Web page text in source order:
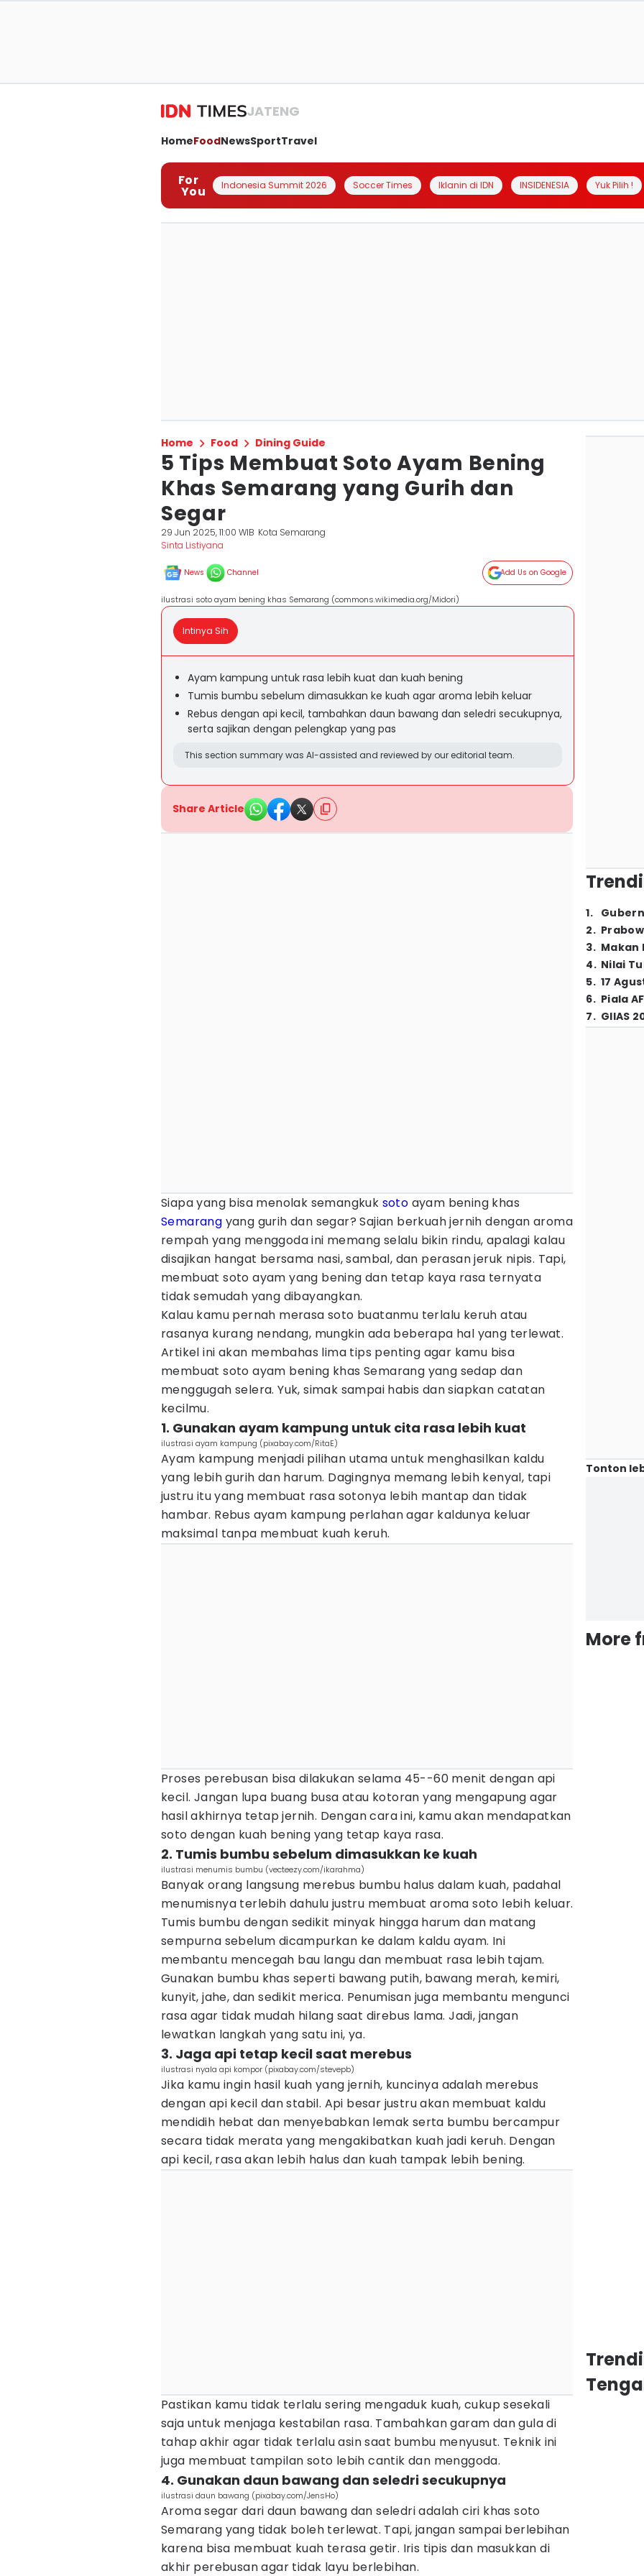
JATENG
HomeFoodNewsSportTravel
For
You Indonesia Summit 2026 Soccer Times Iklanin di IDN INSIDENESIA Yuk Pilih !
Home Food Dining Guide
5 Tips Membuat Soto Ayam Bening
Khas Semarang yang Gurih dan
Segar
29 Jun 2025, 11:00 WIB Kota Semarang
Sinta Listiyana
News Channel Add Us on Google
ilustrasi soto ayam bening khas Semarang (commons.wikimedia.org/Midori)
Intinya Sih
Ayam kampung untuk rasa lebih kuat dan kuah bening
Tumis bumbu sebelum dimasukkan ke kuah agar aroma lebih keluar
Rebus dengan api kecil, tambahkan daun bawang dan seledri secukupnya,
serta sajikan dengan pelengkap yang pas
This section summary was AI-assisted and reviewed by our editorial team.
Share Article
Siapa yang bisa menolak semangkuk soto ayam bening khas
Semarang yang gurih dan segar? Sajian berkuah jernih dengan aroma
rempah yang menggoda ini memang selalu bikin rindu, apalagi kalau
disajikan hangat bersama nasi, sambal, dan perasan jeruk nipis. Tapi,
membuat soto ayam yang bening dan tetap kaya rasa ternyata
tidak semudah yang dibayangkan.
Kalau kamu pernah merasa soto buatanmu terlalu keruh atau
rasanya kurang nendang, mungkin ada beberapa hal yang terlewat.
Artikel ini akan membahas lima tips penting agar kamu bisa
membuat soto ayam bening khas Semarang yang sedap dan
menggugah selera. Yuk, simak sampai habis dan siapkan catatan
kecilmu.
1. Gunakan ayam kampung untuk cita rasa lebih kuat
ilustrasi ayam kampung (pixabay.com/RitaE)
Ayam kampung menjadi pilihan utama untuk menghasilkan kaldu
yang lebih gurih dan harum. Dagingnya memang lebih kenyal, tapi
justru itu yang membuat rasa sotonya lebih mantap dan tidak
hambar. Rebus ayam kampung perlahan agar kaldunya keluar
maksimal tanpa membuat kuah keruh.
Proses perebusan bisa dilakukan selama 45--60 menit dengan api
kecil. Jangan lupa buang busa atau kotoran yang mengapung agar
hasil akhirnya tetap jernih. Dengan cara ini, kamu akan mendapatkan
soto dengan kuah bening yang tetap kaya rasa.
2. Tumis bumbu sebelum dimasukkan ke kuah
ilustrasi menumis bumbu (vecteezy.com/ikarahma)
Banyak orang langsung merebus bumbu halus dalam kuah, padahal
menumisnya terlebih dahulu justru membuat aroma soto lebih keluar.
Tumis bumbu dengan sedikit minyak hingga harum dan matang
sempurna sebelum dicampurkan ke dalam kaldu ayam. Ini
membantu mencegah bau langu dan membuat rasa lebih tajam.
Gunakan bumbu khas seperti bawang putih, bawang merah, kemiri,
kunyit, jahe, dan sedikit merica. Penumisan juga membantu mengunci
rasa agar tidak mudah hilang saat direbus lama. Jadi, jangan
lewatkan langkah yang satu ini, ya.
3. Jaga api tetap kecil saat merebus
ilustrasi nyala api kompor (pixabay.com/stevepb)
Jika kamu ingin hasil kuah yang jernih, kuncinya adalah merebus
dengan api kecil dan stabil. Api besar justru akan membuat kaldu
mendidih hebat dan menyebabkan lemak serta bumbu bercampur
secara tidak merata yang mengakibatkan kuah jadi keruh. Dengan
api kecil, rasa akan lebih halus dan kuah tampak lebih bening.
Pastikan kamu tidak terlalu sering mengaduk kuah, cukup sesekali
saja untuk menjaga kestabilan rasa. Tambahkan garam dan gula di
tahap akhir agar tidak terlalu asin saat bumbu menyusut. Teknik ini
juga membuat tampilan soto lebih cantik dan menggoda.
4. Gunakan daun bawang dan seledri secukupnya
ilustrasi daun bawang (pixabay.com/JensHo)
Aroma segar dari daun bawang dan seledri adalah ciri khas soto
Semarang yang tidak boleh terlewat. Tapi, jangan sampai berlebihan
karena bisa membuat kuah terasa getir. Iris tipis dan masukkan di
akhir perebusan agar tidak layu berlebihan.
1.
2.
3. Makan
4. Nilai
5. 17
6. Piala
7. GIIAS
Tonton
More